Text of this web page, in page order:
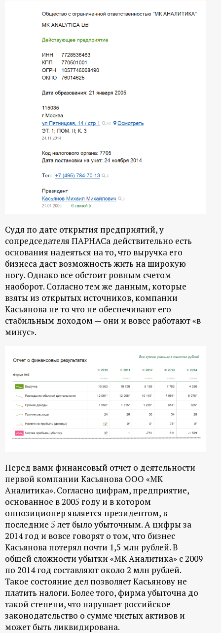
Судя по дате открытия предприятий, у
сопредседателя ПАРНАСа действительно есть
основания надеяться на то, что выручка его
бизнеса даст возможность жить на широкую
ногу. Однако все обстоит ровным счетом
наоборот. Согласно тем же данным, которые
взяты из открытых источников, компании
Касьянова не то что не обеспечивают его
стабильным доходом — они и вовсе работают «в
минус».
Перед вами финансовый отчет о деятельности
первой компании Касьянова ООО «МК
Аналитика». Согласно цифрам, предприятие,
основанное в 2005 году и в котором
оппозиционер является президентом, в
последние 5 лет было убыточным. А цифры за
2014 год и вовсе говорят о том, что бизнес
Касьянова потерял почти 1,5 млн рублей. В
общей сложности убытки «МК Аналитика» с 2009
по 2014 год составляют около 2 млн рублей.
Такое состояние дел позволяет Касьянову не
платить налоги. Более того, фирма убыточна до
такой степени, что нарушает российское
законодательство о сумме чистых активов и
может быть ликвидирована.